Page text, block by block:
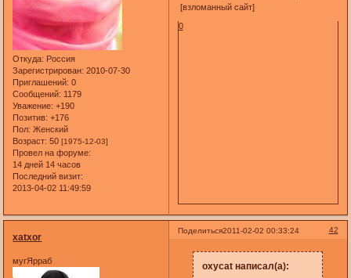
Откуда: Россия
Зарегистрирован: 2010-07-30
Приглашений: 0
Сообщений: 1179
Уважение: +190
Позитив: +176
Пол: Женский
Возраст: 50[1975-12-03]
Провел на форуме:
14 дней 14 часов
Последний визит:
2013-04-02 11:49:59
[взломанный сайт]
0
Поделиться 42
2011-02-02 00:33:24
xatxor
мугЯрраб oxycat написал(а):